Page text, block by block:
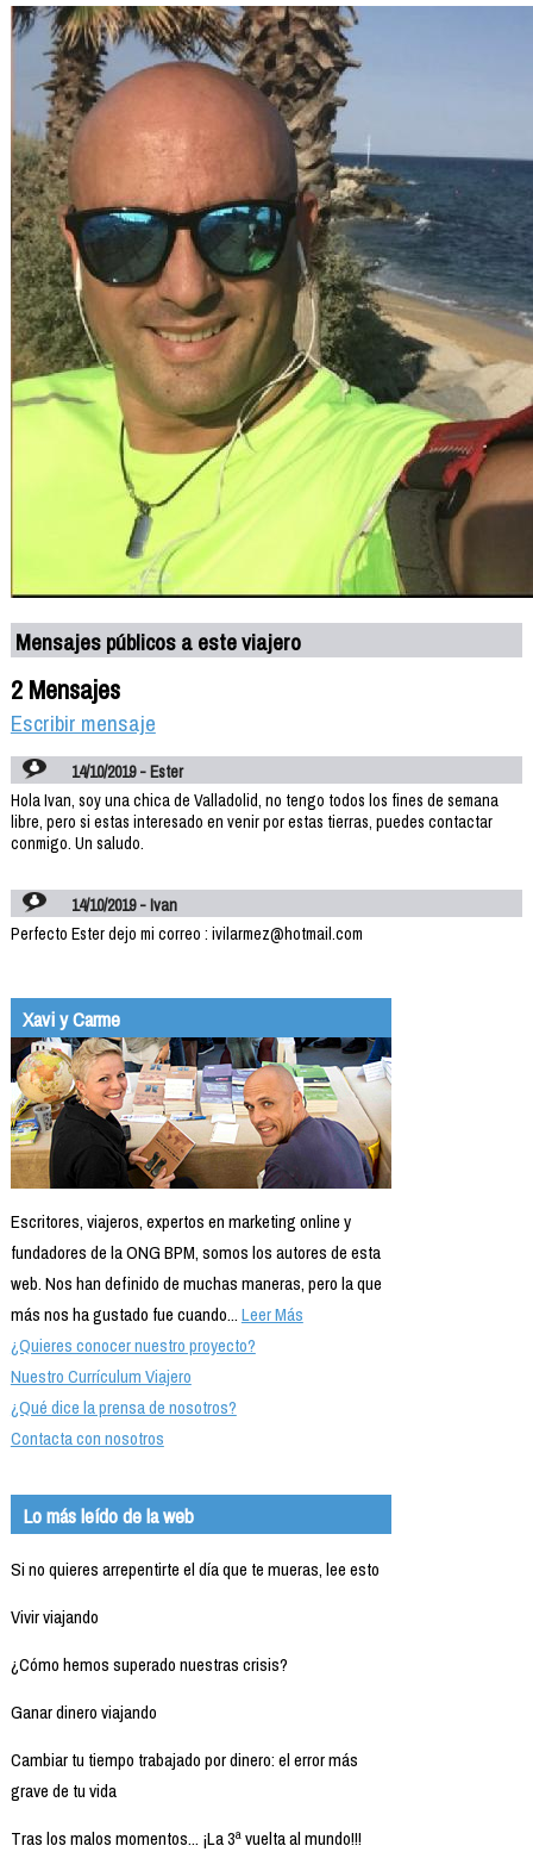
Mensajes públicos a este viajero
2 Mensajes
Escribir mensaje
14/10/2019 - Ester
Hola Ivan, soy una chica de Valladolid, no tengo todos los fines de semana
libre, pero si estas interesado en venir por estas tierras, puedes contactar
conmigo. Un saludo.
14/10/2019 - Ivan
Perfecto Ester dejo mi correo : ivilarmez@hotmail.com
Xavi y Carme
Escritores, viajeros, expertos en marketing online y
fundadores de la ONG BPM, somos los autores de esta
web. Nos han definido de muchas maneras, pero la que
más nos ha gustado fue cuando...Leer Más
¿Quieres conocer nuestro proyecto?
Nuestro Currículum Viajero
¿Qué dice la prensa de nosotros?
Contacta con nosotros
Lo más leído de la web
Si no quieres arrepentirte el día que te mueras, lee esto
Vivir viajando
¿Cómo hemos superado nuestras crisis?
Ganar dinero viajando
Cambiar tu tiempo trabajado por dinero: el error más
grave de tu vida
Tras los malos momentos... ¡La 3ª vuelta al mundo!!!